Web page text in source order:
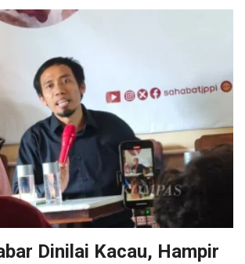
Dinilai Kacau, Hampir